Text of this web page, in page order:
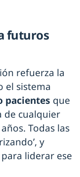
futuros
refuerza la
el sistema
pacientes que
de cualquier
Todas las
y
liderar ese